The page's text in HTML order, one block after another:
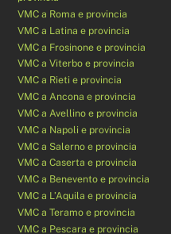
VMC a Roma e provincia
VMC a Latina e provincia
VMC a Frosinone e provincia
VMC a Viterbo e provincia
VMC a Rieti e provincia
VMC a Ancona e provincia
VMC a Avellino e provincia
VMC a Napoli e provincia
VMC a Salerno e provincia
VMC a Caserta e provincia
VMC a Benevento e provincia
VMC a L’Aquila e provincia
VMC a Teramo e provincia
VMC a Pescara e provincia